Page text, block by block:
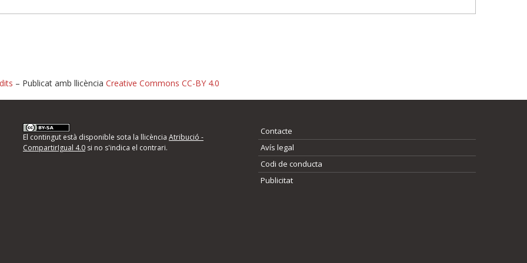
d'errors
següents i descriviu quina és la millora que
– Publicat amb llicència Creative Commons CC-BY 4.0
El contingut està disponible sota la llicència Atribució -
CompartirIgual 4.0si no s'indica el contrari.
Contacte
Avís legal
Codi de conducta
Publicitat